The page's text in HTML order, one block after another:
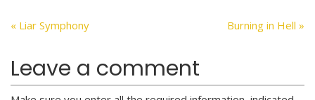
« Liar Symphony Burning in Hell »
Leave a comment